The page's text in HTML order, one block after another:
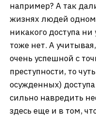
например? А так
жизнях людей
никакого доступа ни
тоже нет. А
очень успешной с
преступности, то
осужденных)
сильно навредить
здесь еще и в том,